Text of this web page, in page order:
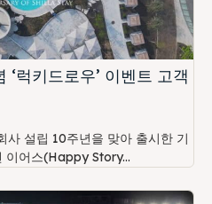
럭키드로우’ 이벤트 고객
사 설립 10주년을 맞아 출시한 기
이어스(Happy Story...